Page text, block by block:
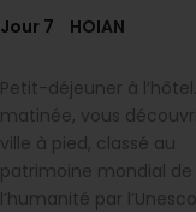
Jour 7 HOIAN
Petit-déjeuner à
matinée, vous
ville à pied, classé au
patrimoine mondial de
l’humanité par l’Unesco.